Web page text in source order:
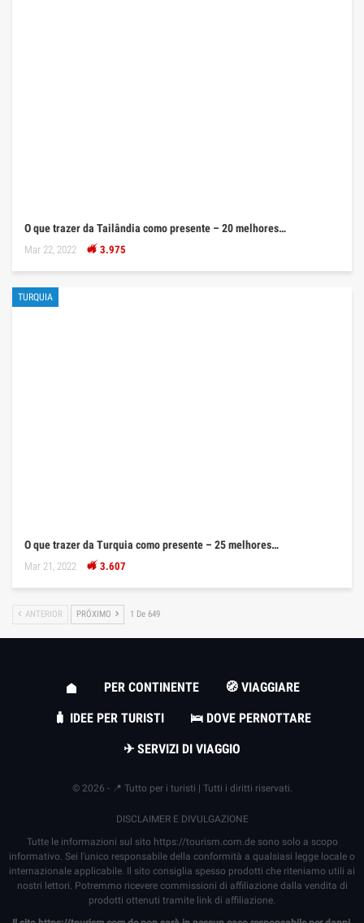
O que trazer da Tailândia como presente – 20 melhores…
Mar 22, 2022 3.975
TURQUIA
O que trazer da Turquia como presente – 25 melhores…
Mar 21, 2022 3.607
ANTERIOR PRÓXIMO 1 De 649
PER CONTINENTE
🧭 VIAGGIARE
🧳 IDEE PER TURISTI
🛌 DOVE PERNOTTARE
✈ SERVIZI DI VIAGGIO
© 2026 - 📍 Tutto per i turisti | Tutti i diritti riservati.
DISCLAIMER E DIVULGAZIONE
Tutte le informazioni sul sito https://tourism.com.desono solo a scopo
informativo. Sei l'unico responsabile della conformità a qualsiasi legge locale o
internazionale applicabile. Il sito consiglia spesso prodotti che riteniamo utili ai
nostri lettori. Potremmo ricevere commissioni di affiliazione dalla vendita di
prodotti ottenuti tramite link di affiliazione.